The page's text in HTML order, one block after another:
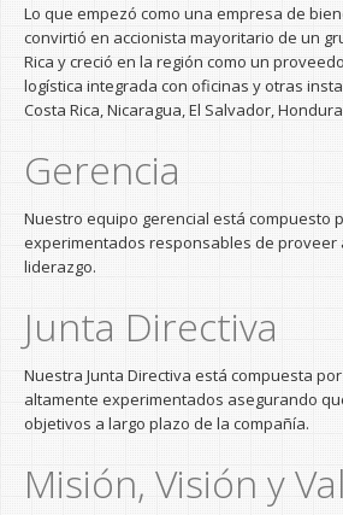
Lo que empezó como una empresa de
convirtió en accionista mayoritario de un
Rica y creció en la región como un
logística integrada con oficinas y otras
Costa Rica, Nicaragua, El Salvador,
Gerencia
Nuestro equipo gerencial está compuesto
experimentados responsables de proveer
liderazgo.
Junta Directiva
Nuestra Junta Directiva está compuesta
altamente experimentados asegurando
objetivos a largo plazo de la compañía.
Misión, Visión y